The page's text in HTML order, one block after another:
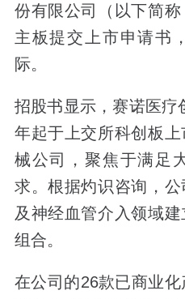
份有限公司（以下简
主板提交上市申请书
际。
招股书显示，赛诺医疗
年起于上交所科创板
械公司，聚焦于满足
求。根据灼识咨询，
及神经血管介入领域
组合。
在公司的26款已商业